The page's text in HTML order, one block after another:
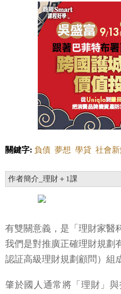
關鍵字: 負債 夢想 學貸 社會新
作者簡介_理財＋1課
有雙關意義，是「理財家醫
我們是對推廣正確理財規劃
認証高級理財規劃顧問）組
肇於國人通常將「理財」